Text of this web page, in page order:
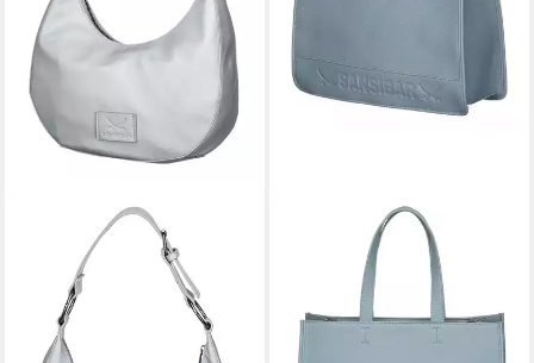
Schultertasche
90,97 € UVP 129,95 €
lieferbar - in 2-3 Werktagen bei dir
Handtasche
UVP 149,95 €
lieferbar - in 2-3 Werktagen bei dir